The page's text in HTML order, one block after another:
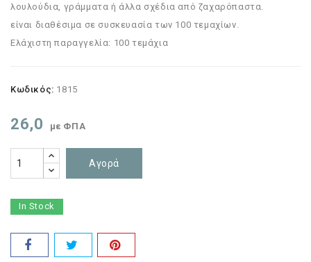
λουλούδια, γράμματα ή άλλα σχέδια από ζαχαρόπαστα.
είναι διαθέσιμα σε συσκευασία των 100 τεμαχίων.
Ελάχιστη παραγγελία: 100 τεμάχια
Κωδικός: 1815
26,0 με ΦΠΑ
Αγορά
In Stock